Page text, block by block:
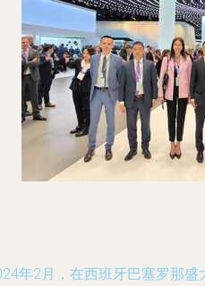
年2月，在西班牙巴塞罗那盛